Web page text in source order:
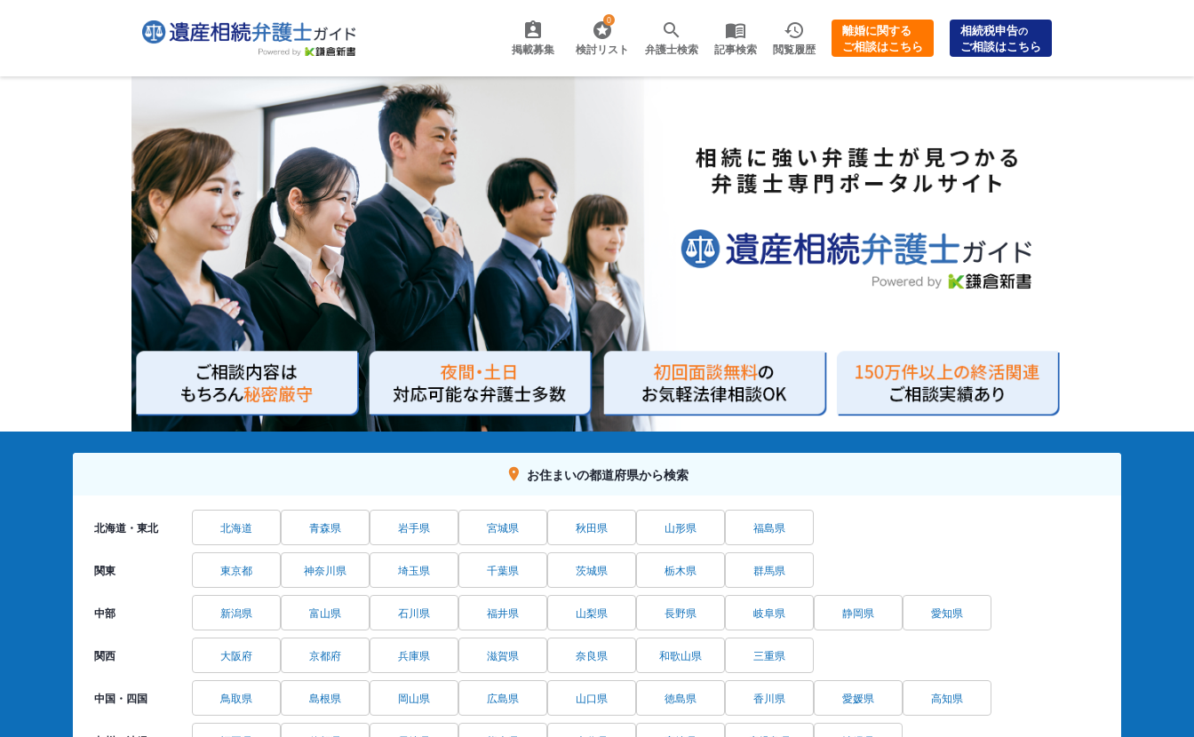
掲載募集
0
検討リスト 弁護士検索 記事検索 閲覧履歴
離婚に関する
ご相談はこちら
相続税申告の
ご相談はこちら
お住まいの都道府県から検索
北海道・東北 北海道 青森県 岩手県 宮城県 秋田県 山形県 福島県
関東 東京都 神奈川県 埼玉県 千葉県 茨城県 栃木県 群馬県
中部 新潟県 富山県 石川県 福井県 山梨県 長野県 岐阜県 静岡県 愛知県
関西 大阪府 京都府 兵庫県 滋賀県 奈良県 和歌山県 三重県
中国・四国 鳥取県 島根県 岡山県 広島県 山口県 徳島県 香川県 愛媛県 高知県